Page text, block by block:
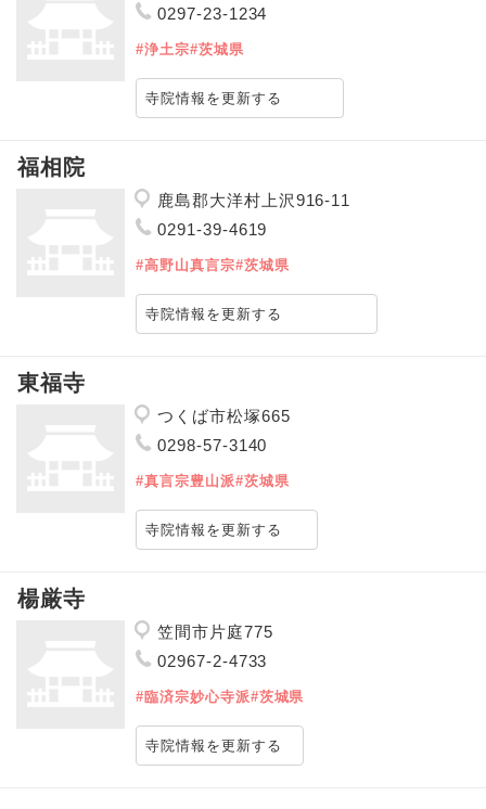
0297-23-1234
#浄土宗#茨城県
寺院情報を更新する
福相院
鹿島郡大洋村上沢916-11
0291-39-4619
#高野山真言宗#茨城県
寺院情報を更新する
東福寺
つくば市松塚665
0298-57-3140
#真言宗豊山派#茨城県
寺院情報を更新する
楊厳寺
笠間市片庭775
02967-2-4733
#臨済宗妙心寺派#茨城県
寺院情報を更新する